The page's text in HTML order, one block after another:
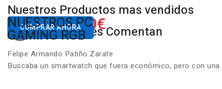
Nuestros Productos mas vendidos
Desde650.00€
COMPRAR AHORA
NUESTROS PC
GAMING RGB
Nuestros Clientes Comentan
Felipe Armando Patiño Zarate
Buscaba un smartwatch que fuera económico, pero con